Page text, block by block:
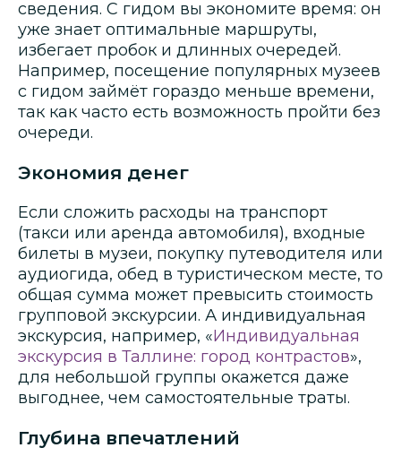
сведения. С гидом вы экономите время: он
уже знает оптимальные маршруты,
избегает пробок и длинных очередей.
Например, посещение популярных музеев
с гидом займёт гораздо меньше времени,
так как часто есть возможность пройти без
очереди.
Экономия денег
Если сложить расходы на транспорт
(такси или аренда автомобиля), входные
билеты в музеи, покупку путеводителя или
аудиогида, обед в туристическом месте, то
общая сумма может превысить стоимость
групповой экскурсии. А индивидуальная
экскурсия, например, «Индивидуальная
экскурсия в Таллине: город контрастов»,
для небольшой группы окажется даже
выгоднее, чем самостоятельные траты.
Глубина впечатлений